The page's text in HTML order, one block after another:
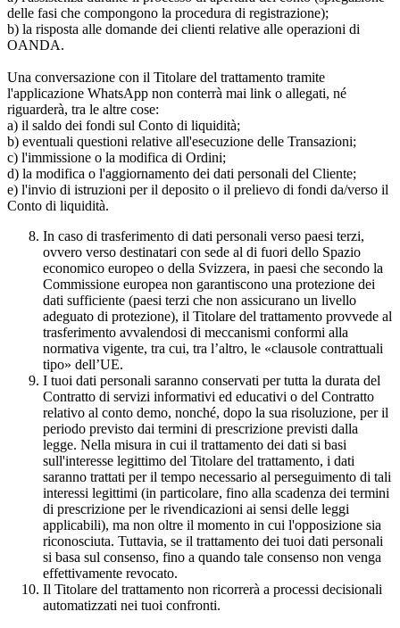
delle fasi che compongono la procedura di registrazione);
b) la risposta alle domande dei clienti relative alle operazioni di
OANDA.
Una conversazione con il Titolare del trattamento tramite
l'applicazione WhatsApp non conterrà mai link o allegati, né
riguarderà, tra le altre cose:
a) il saldo dei fondi sul Conto di liquidità;
b) eventuali questioni relative all'esecuzione delle Transazioni;
c) l'immissione o la modifica di Ordini;
d) la modifica o l'aggiornamento dei dati personali del Cliente;
e) l'invio di istruzioni per il deposito o il prelievo di fondi da/verso il
Conto di liquidità.
In caso di trasferimento di dati personali verso paesi terzi,
ovvero verso destinatari con sede al di fuori dello Spazio
economico europeo o della Svizzera, in paesi che secondo la
Commissione europea non garantiscono una protezione dei
dati sufficiente (paesi terzi che non assicurano un livello
adeguato di protezione), il Titolare del trattamento provvede al
trasferimento avvalendosi di meccanismi conformi alla
normativa vigente, tra cui, tra l’altro, le «clausole contrattuali
tipo» dell’UE.
I tuoi dati personali saranno conservati per tutta la durata del
Contratto di servizi informativi ed educativi o del Contratto
relativo al conto demo, nonché, dopo la sua risoluzione, per il
periodo previsto dai termini di prescrizione previsti dalla
legge. Nella misura in cui il trattamento dei dati si basi
sull'interesse legittimo del Titolare del trattamento, i dati
saranno trattati per il tempo necessario al perseguimento di tali
interessi legittimi (in particolare, fino alla scadenza dei termini
di prescrizione per le rivendicazioni ai sensi delle leggi
applicabili), ma non oltre il momento in cui l'opposizione sia
riconosciuta. Tuttavia, se il trattamento dei tuoi dati personali
si basa sul consenso, fino a quando tale consenso non venga
effettivamente revocato.
Il Titolare del trattamento non ricorrerà a processi decisionali
automatizzati nei tuoi confronti.